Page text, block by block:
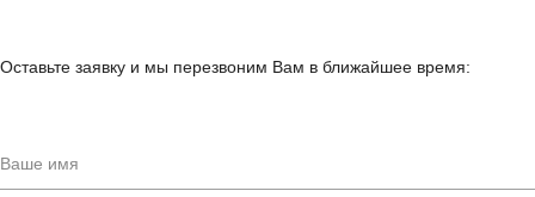
Оставьте заявку и мы перезвоним Вам в ближайшее время: